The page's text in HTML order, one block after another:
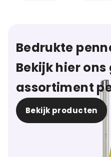
Bedrukte
Bekijk hier
assortiment
Bekijk producten